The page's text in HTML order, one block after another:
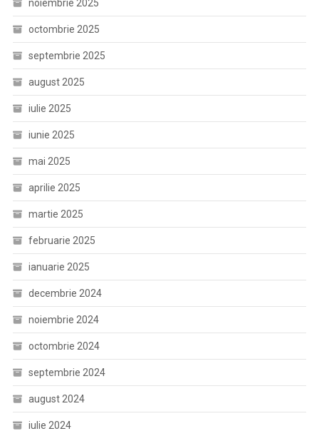
noiembrie 2025
octombrie 2025
septembrie 2025
august 2025
iulie 2025
iunie 2025
mai 2025
aprilie 2025
martie 2025
februarie 2025
ianuarie 2025
decembrie 2024
noiembrie 2024
octombrie 2024
septembrie 2024
august 2024
iulie 2024